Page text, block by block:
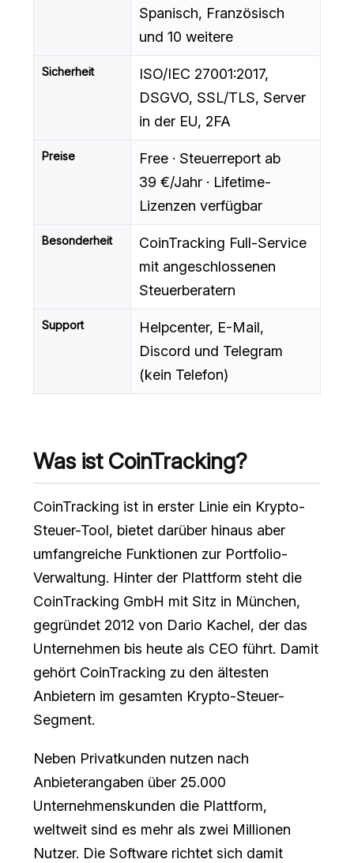
Spanisch, Französisch
und 10 weitere
Sicherheit
ISO/IEC 27001:2017,
DSGVO, SSL/TLS, Server
in der EU, 2FA
Preise
Free · Steuerreport ab
39 €/Jahr · Lifetime-
Lizenzen verfügbar
Besonderheit
CoinTracking Full-Service
mit angeschlossenen
Steuerberatern
Support
Helpcenter, E-Mail,
Discord und Telegram
(kein Telefon)
Was ist CoinTracking?
CoinTracking ist in erster Linie ein Krypto-
Steuer-Tool, bietet darüber hinaus aber
umfangreiche Funktionen zur Portfolio-
Verwaltung. Hinter der Plattform steht die
CoinTracking GmbH mit Sitz in München,
gegründet 2012 von Dario Kachel, der das
Unternehmen bis heute als CEO führt. Damit
gehört CoinTracking zu den ältesten
Anbietern im gesamten Krypto-Steuer-
Segment.
Neben Privatkunden nutzen nach
Anbieterangaben über 25.000
Unternehmenskunden die Plattform,
weltweit sind es mehr als zwei Millionen
Nutzer. Die Software richtet sich damit